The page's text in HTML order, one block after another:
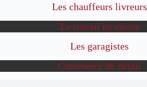
Les chauffeurs livreurs
Le travail en caisse
Les garagistes
Commerce de détail